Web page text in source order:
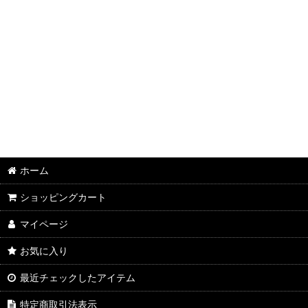
ホーム
ショッピングカート
マイページ
お気に入り
最近チェックしたアイテム
特定商取引法表示